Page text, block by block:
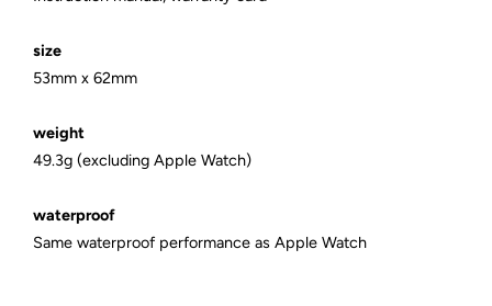
size
53mm x 62mm
weight
49.3g (excluding Apple Watch)
waterproof
Same waterproof performance as Apple Watch